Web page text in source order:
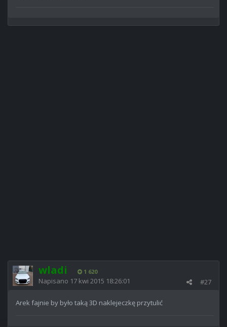
wladi 1 620
#27
Napisano 17 kwi 2015 18:26:01
Arek fajnie by było taką 3D naklejeczkę przytulić